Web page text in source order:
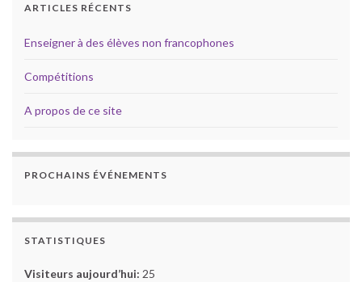
ARTICLES RÉCENTS
Enseigner à des élèves non francophones
Compétitions
A propos de ce site
PROCHAINS ÉVÉNEMENTS
STATISTIQUES
Visiteurs aujourd’hui: 25